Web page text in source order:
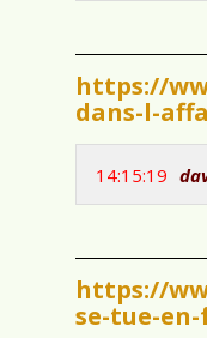
https://
dans-l-
14:15:19
https://
se-tue-